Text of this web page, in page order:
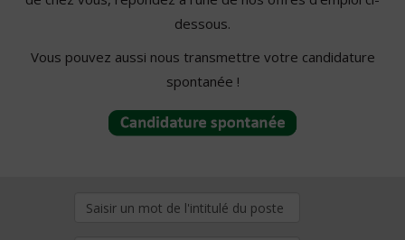
dessous.
Vous pouvez aussi nous transmettre votre candidature
spontanée !